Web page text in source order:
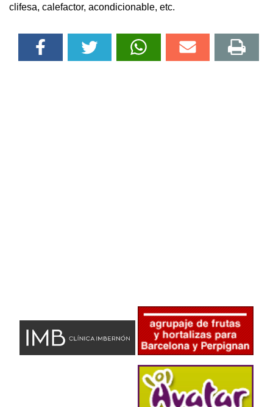
clifesa, calefactor, acondicionable, etc.